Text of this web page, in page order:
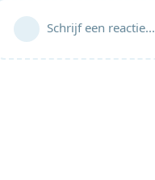
Schrijf een reactie...